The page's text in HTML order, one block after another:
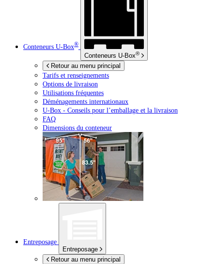
Conteneurs U-Box®
Conteneurs U-Box®
Retour au menu principal
Tarifs et renseignements
Options de livraison
Utilisations fréquentes
Déménagements internationaux
U-Box - Conseils pour l’emballage et la livraison
FAQ
Dimensions du conteneur
Entreposage
Entreposage
Retour au menu principal